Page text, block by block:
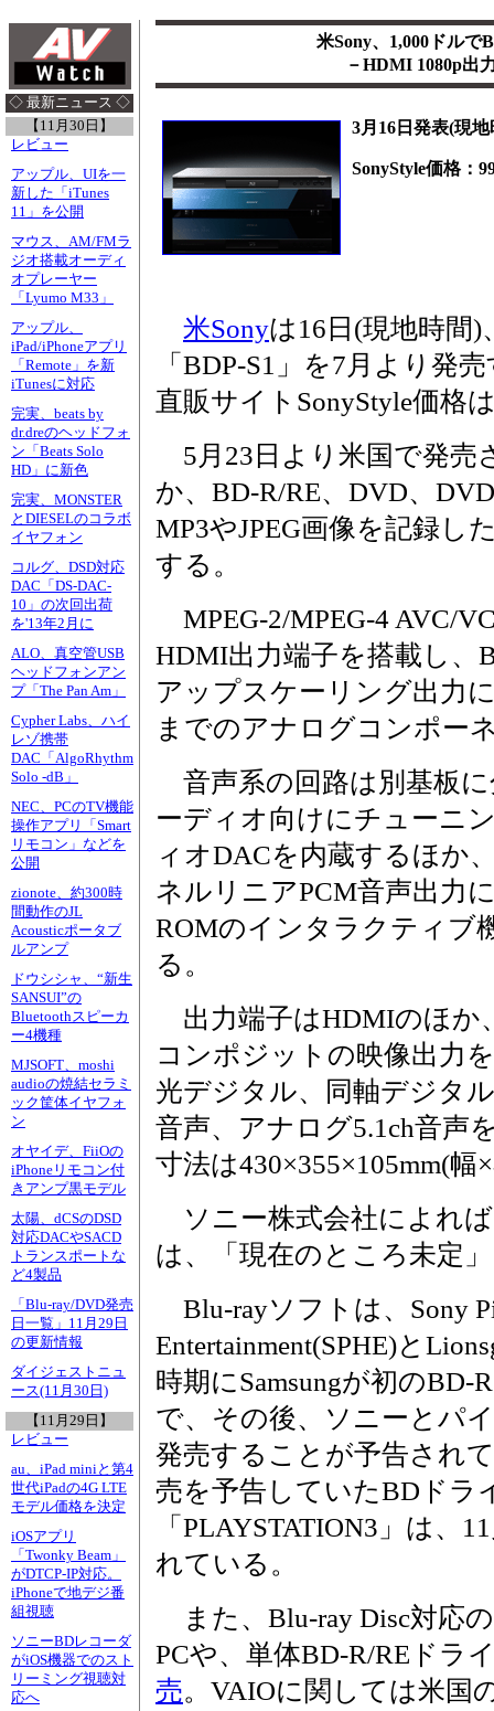
◇ 最新ニュース ◇
【11月30日】
レビュー
アップル、UIを一
新した「iTunes
11」を公開
マウス、AM/FMラ
ジオ搭載オーディ
オプレーヤー
「Lyumo M33」
アップル、
iPad/iPhoneアプリ
「Remote」を新
iTunesに対応
完実、beats by
dr.dreのヘッドフォ
ン「Beats Solo
HD」に新色
完実、MONSTER
とDIESELのコラボ
イヤフォン
コルグ、DSD対応
DAC「DS-DAC-
10」の次回出荷
を'13年2月に
ALO、真空管USB
ヘッドフォンアン
プ「The Pan Am」
Cypher Labs、ハイ
レゾ携帯
DAC「AlgoRhythm
Solo -dB」
NEC、PCのTV機能
操作アプリ「Smart
リモコン」などを
公開
zionote、約300時
間動作のJL
Acousticポータブ
ルアンプ
ドウシシャ、“新生
SANSUI”の
Bluetoothスピーカ
ー4機種
MJSOFT、moshi
audioの焼結セラミ
ック筐体イヤフォ
ン
オヤイデ、FiiOの
iPhoneリモコン付
きアンプ黒モデル
太陽、dCSのDSD
対応DACやSACD
トランスポートな
ど4製品
「Blu-ray/DVD発売
日一覧」11月29日
の更新情報
ダイジェストニュ
ース(11月30日)
【11月29日】
レビュー
au、iPad miniと第4
世代iPadの4G LTE
モデル価格を決定
iOSアプリ
「Twonky Beam」
がDTCP-IP対応。
iPhoneで地デジ番
組視聴
ソニーBDレコーダ
がiOS機器でのスト
リーミング視聴対
応へ
米Sony、1,000ドルで
－HDMI 1080p出
3月16日発表(現地
SonyStyle価格：
米Sonyは16日(現地時間)
「BDP-S1」を7月より発
直販サイトSonyStyle価格
5月23日より米国で発売
か、BD-R/RE、DVD、
MP3やJPEG画像を記録し
する。
MPEG-2/MPEG-4 AVC/
HDMI出力端子を搭載し、
アップスケーリング出力
までのアナログコンポー
音声系の回路は別基板
ーディオ向けにチューニ
ィオDACを内蔵するほか
ネルリニアPCM音声出力
ROMのインタラクティブ
る。
出力端子はHDMIのほか
コンポジットの映像出力
光デジタル、同軸デジタ
音声、アナログ5.1ch音声
寸法は430×355×105mm(幅
ソニー株式会社によれば
は、「現在のところ未定
Blu-rayソフトは、Sony
Entertainment(SPHE)と
時期にSamsungが初の
で、その後、ソニーとパ
発売することが予告され
売を予告していたBDドラ
「PLAYSTATION3」は、
れている。
また、Blu-ray Disc対応
PCや、単体BD-R/REドラ
売。VAIOに関しては米国